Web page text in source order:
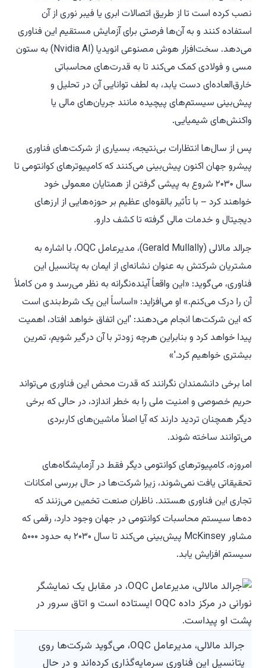
نصب کرده است تا از طریق اتصالات ابری یا فیبر نوری از آن
استفاده کنند و به آن‌ها فرصتی برای آزمایش مستقیم این فناوری
می‌دهد. سخت‌افزار هوش مصنوعی انویدیا (Nvidia AI) به ستون
مسی و فولادی کمک می‌کند تا به قدرت‌های محاسباتی
خارق‌العاده‌ای دست یابد، به لطف توانایی آن در تحلیل و
پیش‌بینی سیستم‌های پیچیده مانند جریان‌های مالی یا
واکنش‌های شیمیایی.
پس از سال‌ها انتظارات بی‌نتیجه، بسیاری از شرکت‌های فناوری
پیشرو جهان اکنون پیش‌بینی می‌کنند که کامپیوترهای کوانتومی تا
سال ۲۰۳۰ شروع به پیشی گرفتن از همتایان معمولی خود
خواهند کرد – با تأثیر بالقوه‌ای عظیم بر حوزه‌هایی از ارزهای
دیجیتال و خدمات مالی گرفته تا کشف دارو.
جرالد مالالی (Gerald Mullally)، مدیرعامل OQC، با اشاره به
مشتریان شرکتش به عنوان نشانه‌ای از ایمان به پتانسیل این
فناوری، می‌گوید: «این واقعاً آینده‌نگرانه به نظر می‌رسد و من کاملاً
آن را درک می‌کنم.» او می‌افزاید: «اساساً این یک شرط‌بندی است
که این شرکت‌ها انجام می‌دهند: 'این اتفاق خواهد افتاد، اهمیت
پیدا خواهد کرد و بنابراین هرچه زودتر با آن درگیر شویم، تمرین
بیشتری خواهیم کرد.'»
اما برخی دانشمندان نگرانند که قدرت محض این فناوری می‌تواند
حریم خصوصی و امنیت ملی را به خطر اندازد، در حالی که برخی
دیگر همچنان تردید دارند که آیا اصلاً ماشین‌های کاربردی
می‌توانند ساخته شوند.
امروزه، کامپیوترهای کوانتومی دیگر فقط در آزمایشگاه‌های
تحقیقاتی یافت نمی‌شوند، زیرا شرکت‌ها در حال بررسی امکانات
تجاری این فناوری هستند. ناظران صنعت تخمین می‌زنند که
ده‌ها سیستم محاسبات کوانتومی در جهان وجود دارد، رقمی که
مشاور McKinsey پیش‌بینی می‌کند تا سال ۲۰۳۰ به حدود ۵۰۰۰
سیستم افزایش یابد.
جرالد مالالی، مدیرعامل OQC، می‌گوید شرکت‌ها روی
پتانسیل این فناوری سرمایه‌گذاری کرده‌اند و در حال